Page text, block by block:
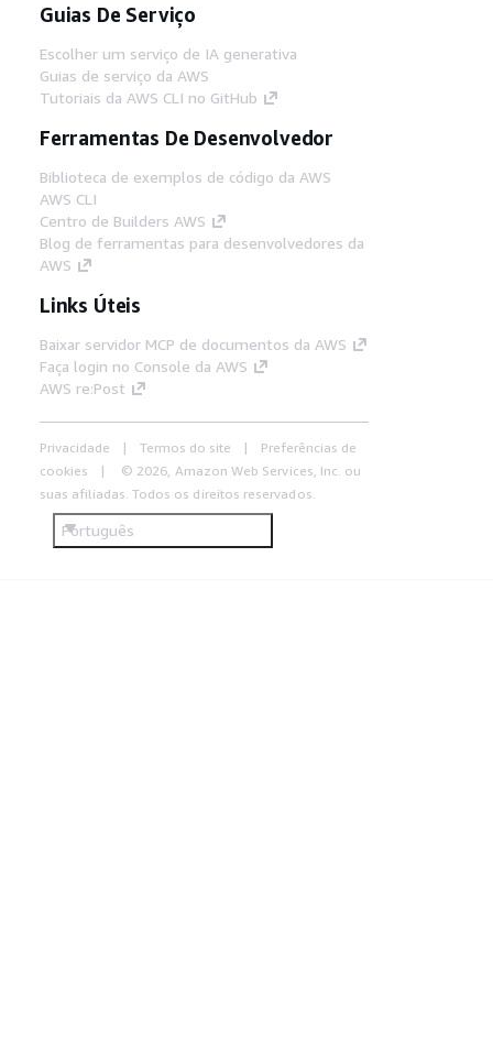
Guias De Serviço
Escolher um serviço de IA generativa
Guias de serviço da AWS
Tutoriais da AWS CLI no GitHub
Ferramentas De Desenvolvedor
Biblioteca de exemplos de código da AWS
AWS CLI
Centro de Builders AWS
Blog de ferramentas para desenvolvedores da
AWS
Links Úteis
Baixar servidor MCP de documentos da AWS
Faça login no Console da AWS
AWS re:Post
Privacidade Termos do site
Preferências de
cookies
© 2026, Amazon Web Services, Inc. ou
suas afiliadas. Todos os direitos reservados.
Português